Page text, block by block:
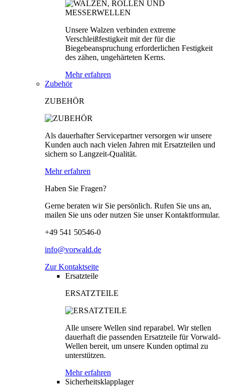
Unsere Walzen verbinden extreme
Verschleißfestigkeit mit der für die
Biegebeanspruchung erforderlichen Festigkeit
des zähen, ungehärteten Kerns.
Mehr erfahren
Zubehör
ZUBEHÖR
Als dauerhafter Servicepartner versorgen wir unsere
Kunden auch nach vielen Jahren mit Ersatzteilen und
sichern so Langzeit-Qualität.
Mehr erfahren
Haben Sie Fragen?
Gerne beraten wir Sie persönlich. Rufen Sie uns an,
mailen Sie uns oder nutzen Sie unser Kontaktformular.
+49 541 50546-0
info@vorwald.de
Zur Kontaktseite
Ersatzteile
ERSATZTEILE
Alle unsere Wellen sind reparabel. Wir stellen
dauerhaft die passenden Ersatzteile für Vorwald-
Wellen bereit, um unsere Kunden optimal zu
unterstützen.
Mehr erfahren
Sicherheitsklapplager